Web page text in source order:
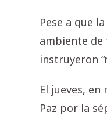
Pese a que
ambiente de
instruyeron
El jueves,
Paz por la